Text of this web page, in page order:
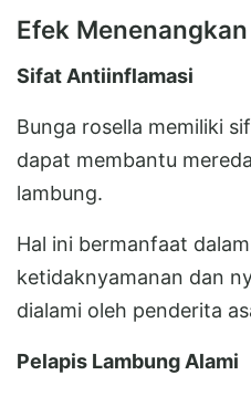
Efek
Sifat Antiinflamasi
Bunga rosella memiliki
dapat membantu
lambung.
Hal ini bermanfaat
ketidaknyamanan dan
dialami oleh penderita
Pelapis Lambung Alami